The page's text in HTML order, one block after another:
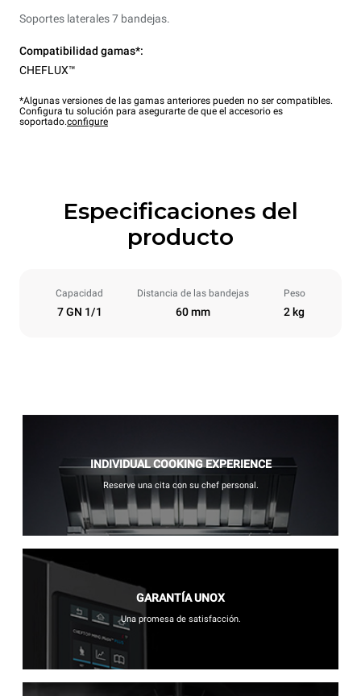
Soportes laterales 7 bandejas.
Compatibilidad gamas*:
CHEFLUX™
*Algunas versiones de las gamas anteriores pueden no ser compatibles.
Configura tu solución para asegurarte de que el accesorio es
soportado.configure
Especificaciones del
producto
Capacidad
7 GN 1/1
Distancia de las bandejas
60 mm
Peso
2 kg
INDIVIDUAL COOKING EXPERIENCE
Reserve una cita con su chef personal.
GARANTÍA UNOX
Una promesa de satisfacción.